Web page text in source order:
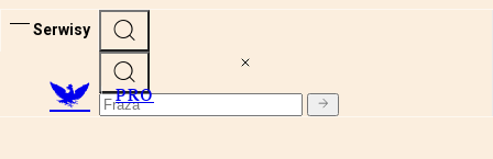
Serwisy
PRO